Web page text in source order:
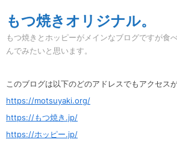
to
content
もつ焼きオリジナル。
もつ焼きとホッピーがメインなブログですが食
んでみたいと思います。
このブログは以下のどのアドレスでもアクセス
https://motsuyaki.org/
https://もつ焼き.jp/
https://ホッピー.jp/